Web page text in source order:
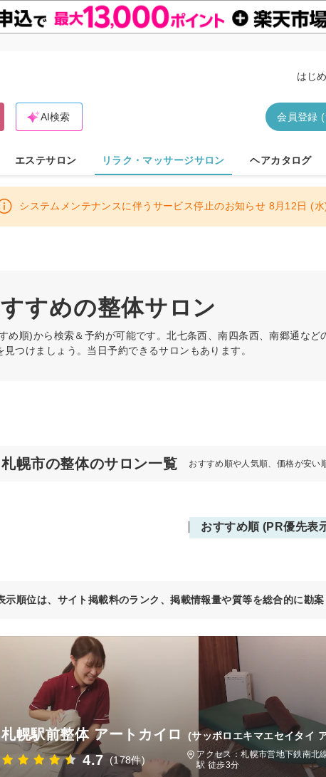
はじ
会員登録
AI検索
エステサロン リラク・マッサージサロン ヘアカタログ
システムメンテナンスに伴うサービス停止のお知らせ 8月12日 (
すめの整体サロン
め順)から検索＆予約が可能です。北七条西、南四条西、南郷通な
つけましょう。当日予約できるサロンもあります。
札幌市の整体のサロン一覧 おすすめ順や人気順、価格が安い
おすすめ順 (PR優先表
示順位は、サイト掲載料のランク、掲載情報量や質等を総合的に勘案
札幌駅前整体 アートカイロ (サッポロエキマエセイタイ
4.7 (178件)
アクセス：札幌市営地下鉄南北
駅 徒歩3分